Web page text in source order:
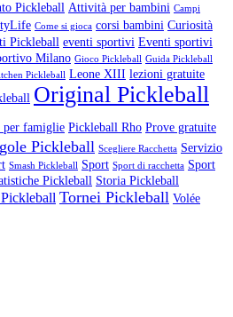
Pickleball Attività per bambini Campi
Come si gioca corsi bambini Curiosità
Pickleball eventi sportivi Eventi sportivi
Milano Gioco Pickleball Guida Pickleball
Pickleball Leone XIII lezioni gratuite
Original Pickleball
per famiglie Pickleball Rho Prove gratuite
Pickleball Scegliere Racchetta Servizio
Smash Pickleball Sport Sport di racchetta Sport
Pickleball Storia Pickleball
Tornei Pickleball Volée